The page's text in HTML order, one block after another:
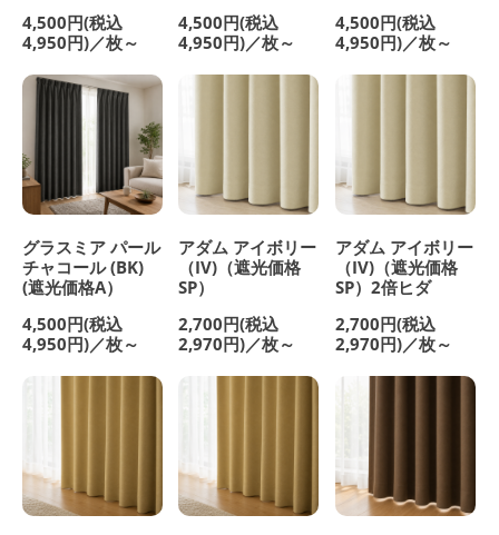
4,500円(税込
4,950円)／枚～
4,500円(税込
4,950円)／枚～
4,500円(税込
4,950円)／枚～
グラスミア パール
チャコール (BK)
(遮光価格A）
4,500円(税込
4,950円)／枚～
アダム アイボリー
（IV)（遮光価格
SP）
2,700円(税込
2,970円)／枚～
アダム アイボリー
（IV)（遮光価格
SP）2倍ヒダ
2,700円(税込
2,970円)／枚～